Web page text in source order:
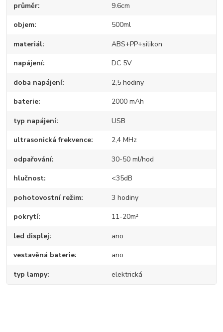
průměr 9.6cm
objem 500ml
materiál ABS+PP+silikon
napájení DC 5V
doba napájení 2,5 hodiny
baterie 2000 mAh
typ napájení USB
ultrasonická frekvence 2,4 MHz
odpařování 30-50 ml/hod
hlučnost <35dB
pohotovostní režim 3 hodiny
pokrytí 11-20m²
led displej ano
vestavěná baterie ano
typ lampy elektrická